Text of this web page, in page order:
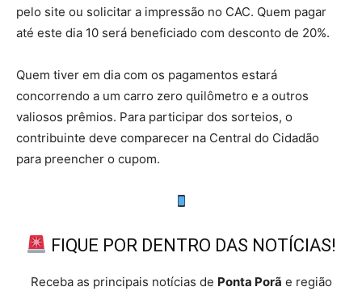
pelo site ou solicitar a impressão no CAC. Quem pagar
até este dia 10 será beneficiado com desconto de 20%.
Quem tiver em dia com os pagamentos estará
concorrendo a um carro zero quilômetro e a outros
valiosos prêmios. Para participar dos sorteios, o
contribuinte deve comparecer na Central do Cidadão
para preencher o cupom.
FIQUE POR DENTRO DAS NOTÍCIAS!
Receba as principais notícias de Ponta Porã e região